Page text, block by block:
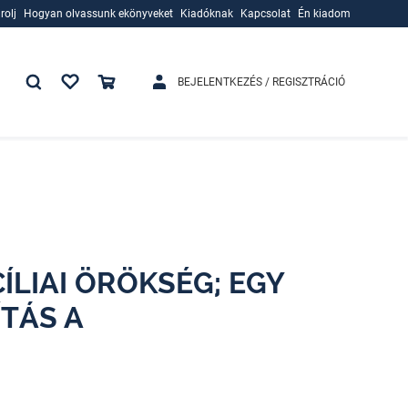
Hogyan olvassunk ekönyveket
Kiadóknak
Kapcsolat Én kiadom
BEJELENTKEZÉS / REGISZTRÁCIÓ
ÖRÖKSÉG; EGY
A